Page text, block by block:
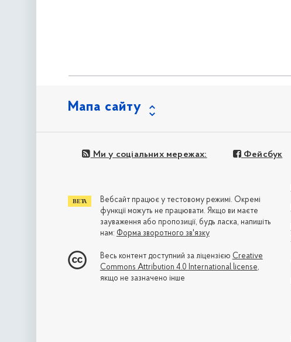
Мапа сайту
Ми у соціальних мережах: Фейсбук
Вебсайт працює у тестовому режимі. Окремі
функції можуть не працювати. Якщо ви маєте
зауваження або пропозиції, будь ласка, напишіть
нам: Форма зворотного зв'язку
Весь контент доступний за ліцензією Creative
Commons Attribution 4.0 International license,
якщо не зазначено інше